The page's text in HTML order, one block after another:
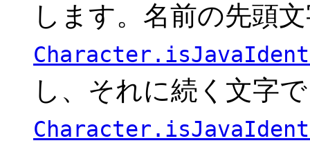
します。名前の先頭
し、それに続く文字で